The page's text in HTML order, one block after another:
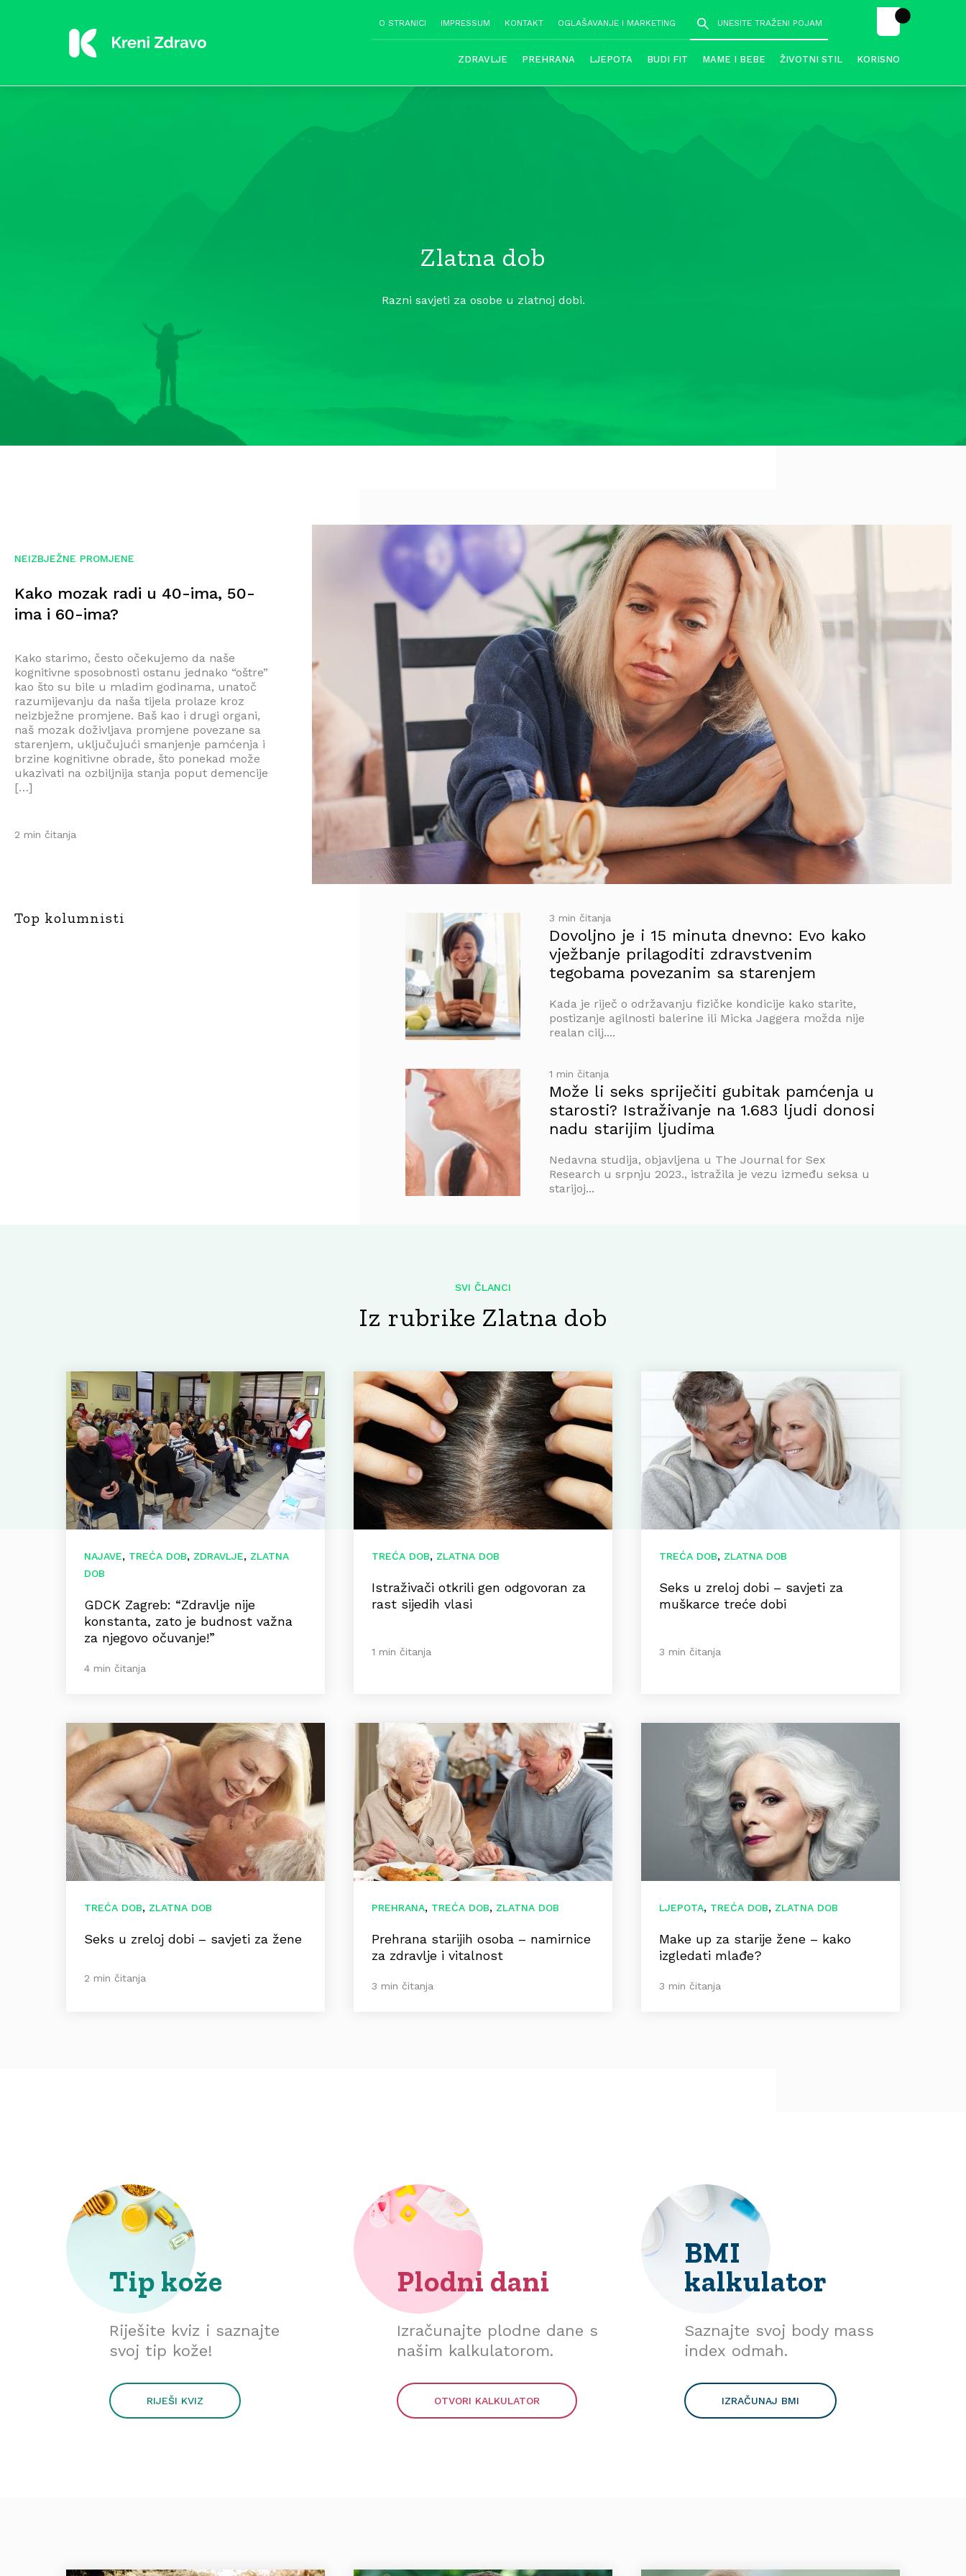
O STRANICI IMPRESSUM KONTAKT OGLAŠAVANJE I MARKETING
ZDRAVLJE PREHRANA LJEPOTA BUDI FIT MAME I BEBE ŽIVOTNI STIL KORISNO
Zlatna dob
Razni savjeti za osobe u zlatnoj dobi.
NEIZBJEŽNE PROMJENE
Kako mozak radi u 40-ima, 50-
ima i 60-ima?
Kako starimo, često očekujemo da naše
kognitivne sposobnosti ostanu jednako “oštre”
kao što su bile u mladim godinama, unatoč
razumijevanju da naša tijela prolaze kroz
neizbježne promjene. Baš kao i drugi organi,
naš mozak doživljava promjene povezane sa
starenjem, uključujući smanjenje pamćenja i
brzine kognitivne obrade, što ponekad može
ukazivati na ozbiljnija stanja poput demencije
[…]
2 min čitanja
Top kolumnisti 3 min čitanja
Dovoljno je i 15 minuta dnevno: Evo kako
vježbanje prilagoditi zdravstvenim
tegobama povezanim sa starenjem
Kada je riječ o održavanju fizičke kondicije kako starite,
postizanje agilnosti balerine ili Micka Jaggera možda nije
realan cilj....
1 min čitanja
Može li seks spriječiti gubitak pamćenja u
starosti? Istraživanje na 1.683 ljudi donosi
nadu starijim ljudima
Nedavna studija, objavljena u The Journal for Sex
Research u srpnju 2023., istražila je vezu između seksa u
starijoj...
Iz rubrike Zlatna dob
SVI ČLANCI
NAJAVE, TREĆA DOB, ZDRAVLJE, ZLATNA
DOB
GDCK Zagreb: “Zdravlje nije
konstanta, zato je budnost važna
za njegovo očuvanje!”
4 min čitanja
TREĆA DOB, ZLATNA DOB
Istraživači otkrili gen odgovoran za
rast sijedih vlasi
1 min čitanja
TREĆA DOB, ZLATNA DOB
Seks u zreloj dobi – savjeti za
muškarce treće dobi
3 min čitanja
TREĆA DOB, ZLATNA DOB
Seks u zreloj dobi – savjeti za žene
2 min čitanja
PREHRANA, TREĆA DOB, ZLATNA DOB
Prehrana starijih osoba – namirnice
za zdravlje i vitalnost
3 min čitanja
LJEPOTA, TREĆA DOB, ZLATNA DOB
Make up za starije žene – kako
izgledati mlađe?
3 min čitanja
Tip kože
Riješite kviz i saznajte
svoj tip kože!
RIJEŠI KVIZ
Plodni dani
Izračunajte plodne dane s
našim kalkulatorom.
OTVORI KALKULATOR
BMI
kalkulator
Saznajte svoj body mass
index odmah.
IZRAČUNAJ BMI